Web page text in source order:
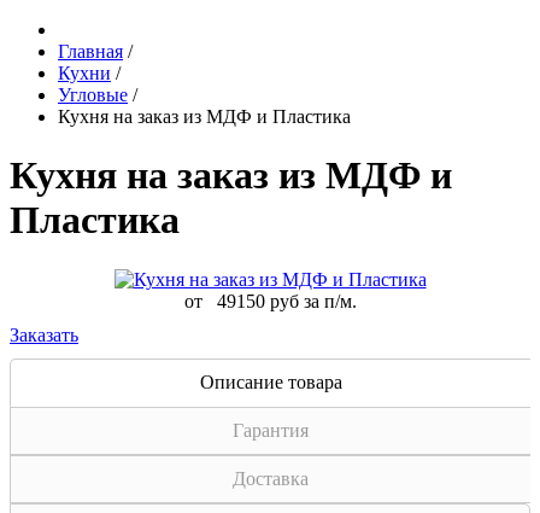
Главная /
Кухни /
Угловые /
Кухня на заказ из МДФ и Пластика
Кухня на заказ из МДФ и
Пластика
от
49150 руб за п/м.
Заказать
Описание товара
Гарантия
Доставка